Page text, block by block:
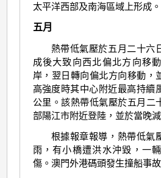
太平洋西部及南海區域上形成。
五月
熱帶低氣壓於五月二十六
成後大致向西北偏北方向移
岸，翌日轉向偏北方向移動，
高強度時其中心附近最高持續
公里。該熱帶低氣壓於五月二
部陽江市附近登陸，並於當晚
根據報章報導，熱帶低氣
雨，有小橋遭洪水沖毀，一
傷。澳門外港碼頭發生撞船事